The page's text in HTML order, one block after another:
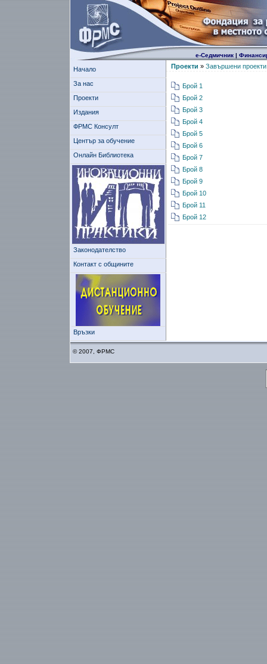
е-Седмичник|
Начало
За нас
Проекти
Издания
ФРМС Консулт
Център за обучение
Онлайн Библиотека
Законодателство
Контакт с общините
Връзки
Проекти » Завършени проекти
Брой 1
Брой 2
Брой 3
Брой 4
Брой 5
Брой 6
Брой 7
Брой 8
Брой 9
Брой 10
Брой 11
Брой 12
© 2007, ФРМС